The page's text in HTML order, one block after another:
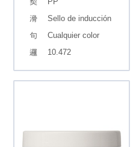
Sello de inducción
Cualquier color
10.472